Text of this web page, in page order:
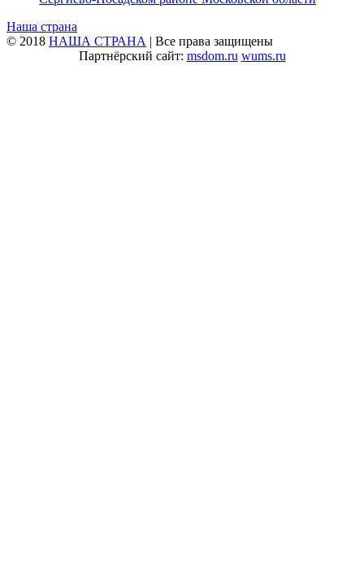
Наша страна
© 2018 НАША СТРАНА | Все права защищены
Партнёрский сайт: msdom.ru wums.ru